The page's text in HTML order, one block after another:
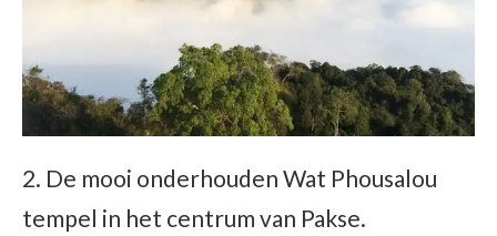
2. De mooi onderhouden Wat Phousalou
tempel in het centrum van Pakse.